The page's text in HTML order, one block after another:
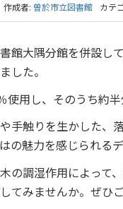
作成者: 曽於市立図書館 カテ
館大隅分館を併設し
した。
使用し、そのうち約
手触りを生かした、
の魅力を感じられる
の調湿作用によって
てみませんか。ぜひ